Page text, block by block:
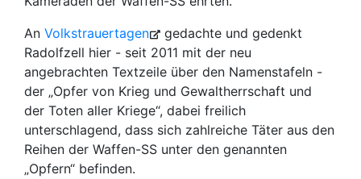
An Volkstrauertagen
gedachte und gedenkt
Radolfzell hier - seit 2011 mit der neu
angebrachten Textzeile über den Namenstafeln -
der „Opfer von Krieg und Gewaltherrschaft und
der Toten aller Kriege“, dabei freilich
unterschlagend, dass sich zahlreiche Täter aus den
Reihen der Waffen-SS unter den genannten
„Opfern“ befinden.